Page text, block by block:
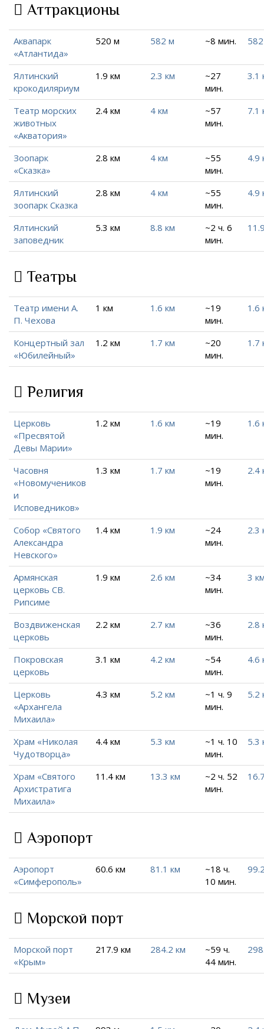
Аттракционы
Аквапарк
«Атлантида»
520 м 582 м ~8 мин.
Ялтинский
крокодиляриум
1.9 км 2.3 км
~27
мин.
3.1
Театр морских
животных
«Акватория»
2.4 км 4 км
~57
мин.
7.1
Зоопарк
«Сказка»
2.8 км 4 км
~55
мин.
4.9
Ялтинский
зоопарк Сказка
2.8 км 4 км
~55
мин.
4.9
Ялтинский
заповедник
5.3 км 8.8 км
~2 ч. 6
мин.
Театры
Театр имени А.
П. Чехова
1 км 1.6 км
~19
мин.
1.6
Концертный зал
«Юбилейный»
1.2 км 1.7 км
~20
мин.
1.7
Религия
Церковь
«Пресвятой
Девы Марии»
1.2 км 1.6 км
~19
мин.
1.6
Часовня
«Новомучеников
и
Исповедников»
1.3 км 1.7 км
~19
мин.
2.4
Собор «Святого
Александра
Невского»
1.4 км 1.9 км
~24
мин.
2.3
Армянская
церковь СВ.
Рипсиме
1.9 км 2.6 км
~34
мин.
3
Воздвиженская
церковь
2.2 км 2.7 км
~36
мин.
2.8
Покровская
церковь
3.1 км 4.2 км
~54
мин.
4.6
Церковь
«Архангела
Михаила»
4.3 км 5.2 км
~1 ч. 9
мин.
5.2
Храм «Николая
Чудотворца»
4.4 км 5.3 км
~1 ч. 10
мин.
5.3
Храм «Святого
Архистратига
Михаила»
11.4 км 13.3 км
~2 ч. 52
мин.
Аэропорт
Аэропорт
«Симферополь»
60.6 км 81.1 км
~18 ч.
10 мин.
Морской порт
Морской порт
«Крым»
217.9 км 284.2 км
~59 ч.
44 мин.
Музеи